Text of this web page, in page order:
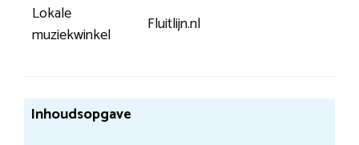
Lokale
muziekwinkel
Fluitlijn.nl
Inhoudsopgave